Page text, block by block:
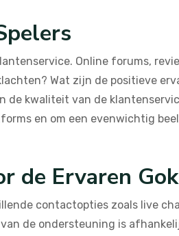
Online forums,
Wat zijn de positieve
de kwaliteit van de
en om een evenwichtig
de Ervaren
contactopties zoals live
de ondersteuning is